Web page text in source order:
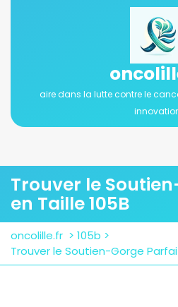
aire dans la lutte contre le
Trouver le
en Taille 105B
oncolille.fr > 105b >
Trouver le Soutien-Gorge